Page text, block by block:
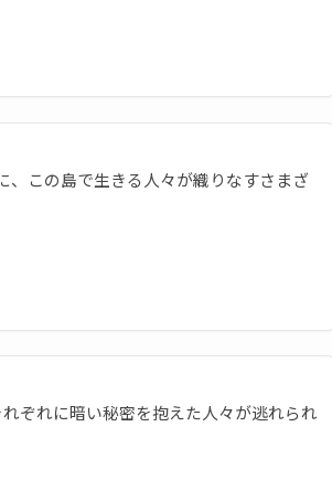
、この島で生きる人々が織りなすさまざ
ぞれに暗い秘密を抱えた人々が逃れられ